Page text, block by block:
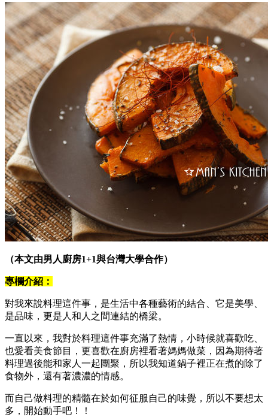
（本文由男人廚房1+1與台灣大學合作）
專欄介紹：
對我來說料理這件事，是生活中各種藝術的結合、它是美學、
是品味，更是人和人之間連結的橋梁。
一直以來，我對於料理這件事充滿了熱情，小時候就喜歡吃、
也愛看美食節目，更喜歡在廚房裡看著媽媽做菜，因為期待著
料理過後能和家人一起團聚，所以我知道鍋子裡正在煮的除了
食物外，還有著濃濃的情感。
而自己做料理的精髓在於如何征服自己的味覺，所以不要想太
多，開始動手吧！！